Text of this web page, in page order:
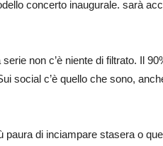
concerto inaugurale. sarà
non c’è niente di filtrato. Il
social c’è quello che sono,
paura di inciampare stasera o